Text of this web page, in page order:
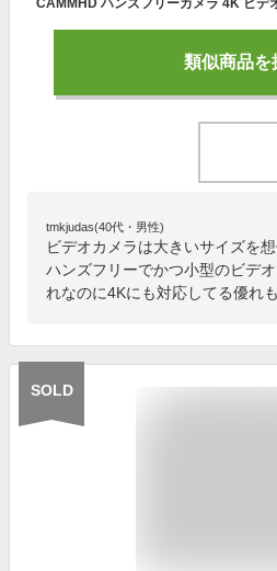
類似商品を
tmkjudas(40代・男性)
ビデオカメラは大きいサイズを
ハンズフリーでかつ小型のビデ
れなのに4Kにも対応してる優れ
SOLD